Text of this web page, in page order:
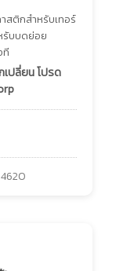
สติกสำหรับเทอร์
รับบดย่อย
ที
เปลี่ยน โปรด
4620